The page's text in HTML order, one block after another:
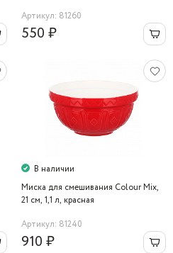
Артикул: 81260
550 ₽
В наличии
Миска для смешивания Colour Mix,
21 см, 1,1 л, красная
Артикул: 81240
910 ₽